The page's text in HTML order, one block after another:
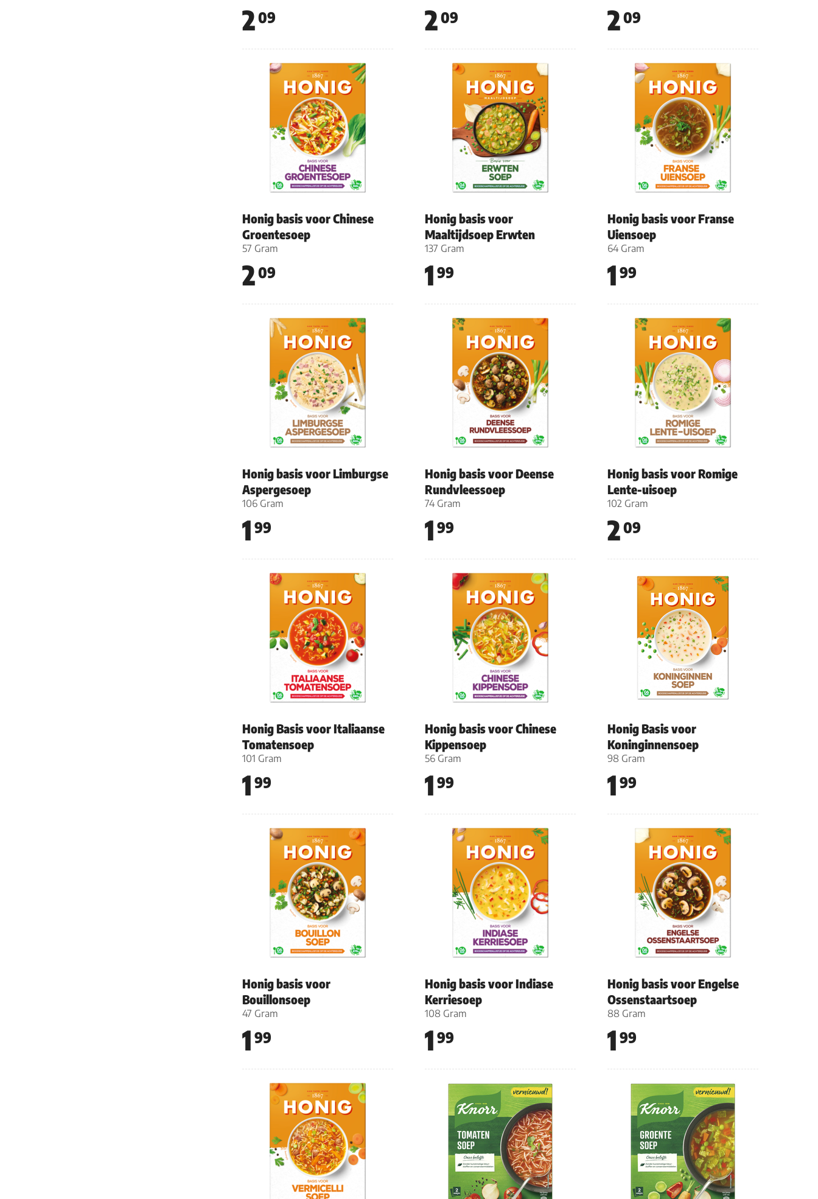
209 209 209
Honig basis voor Chinese
Groentesoep
57 Gram
209
Honig basis voor
Maaltijdsoep Erwten
137 Gram
1 99
Honig basis voor Franse
Uiensoep
64 Gram
1 99
Honig basis voor Limburgse
Aspergesoep
106 Gram
1 99
Honig basis voor Deense
Rundvleessoep
74 Gram
1 99
Honig basis voor Romige
Lente-uisoep
102 Gram
209
Honig Basis voor Italiaanse
Tomatensoep
101 Gram
1 99
Honig basis voor Chinese
Kippensoep
56 Gram
1 99
Honig Basis voor
Koninginnensoep
98 Gram
1 99
Honig basis voor
Bouillonsoep
47 Gram
1 99
Honig basis voor Indiase
Kerriesoep
108 Gram
1 99
Honig basis voor Engelse
Ossenstaartsoep
88 Gram
1 99